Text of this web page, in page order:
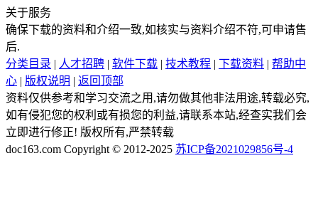
关于服务
确保下载的资料和介绍一致,如核实与资料介绍不符,可申请售
后.
分类目录 | 人才招聘 | 软件下载 | 技术教程 | 下载资料 | 帮助中
心 | 版权说明 | 返回顶部
资料仅供参考和学习交流之用,请勿做其他非法用途,转载必究,
如有侵犯您的权利或有损您的利益,请联系本站,经查实我们会
立即进行修正! 版权所有,严禁转载
doc163.com Copyright © 2012-2025 苏ICP备2021029856号-4